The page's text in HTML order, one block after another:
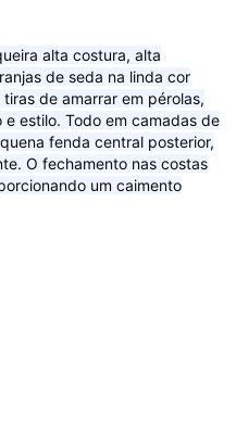
alta costura, alta
de seda na linda cor
de amarrar em pérolas,
estilo. Todo em camadas de
fenda central posterior,
O fechamento nas costas
um caimento